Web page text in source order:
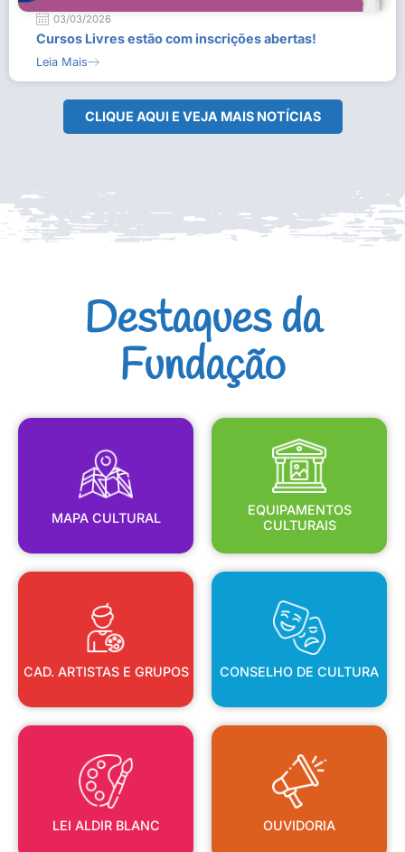
03/03/2026
Cursos Livres estão com inscrições abertas!
Leia Mais
CLIQUE AQUI E VEJA MAIS NOTÍCIAS
Destaques da
Fundação
MAPA CULTURAL
MAPA CULTURAL
EQUIPAMENTOS
CULTURAIS
EQUIPAMENTOS
CULTURAIS
CAD. ARTISTAS E GRUPOS
CAD. ARTISTAS E GRUPOS
CONSELHO DE CULTURA
CONSELHO DE CULTURA
LEI ALDIR BLANC
LEI ALDIR BLANC
OUVIDORIA
OUVIDORIA